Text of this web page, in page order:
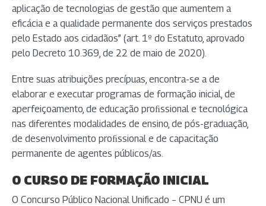
aplicação de tecnologias de gestão que aumentem a
eficácia e a qualidade permanente dos serviços prestados
pelo Estado aos cidadãos” (art. 1º do Estatuto, aprovado
pelo Decreto 10.369, de 22 de maio de 2020).
Entre suas atribuições precípuas, encontra-se a de
elaborar e executar programas de formação inicial, de
aperfeiçoamento, de educação proﬁssional e tecnológica
nas diferentes modalidades de ensino, de pós-graduação,
de desenvolvimento proﬁssional e de capacitação
permanente de agentes públicos/as.
O CURSO DE FORMAÇÃO INICIAL
O Concurso Público Nacional Unificado – CPNU é um